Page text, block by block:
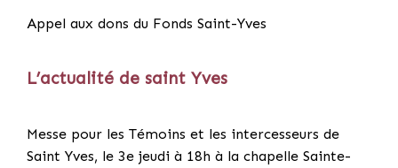
Appel aux dons du Fonds Saint-Yves
L’actualité de saint Yves
Messe pour les Témoins et les intercesseurs de
Saint Yves, le 3e jeudi à 18h à la chapelle Sainte-